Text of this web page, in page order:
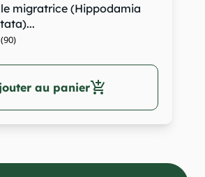
migratrice (Hippodamia
(90)
au panieradd_shopping_cart